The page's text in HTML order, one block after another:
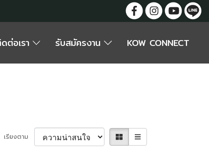
ต่อเรา รับสมัครงาน KOW CONNECT
เรียงตาม